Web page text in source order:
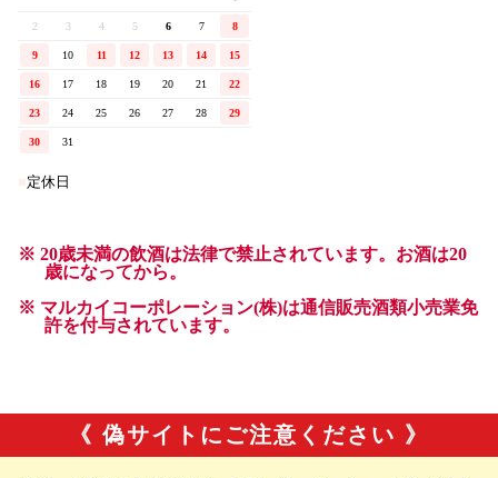
《 偽サイトにご注意ください 》